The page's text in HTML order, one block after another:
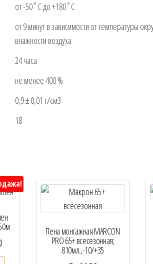
от -50˚С до +180˚С
от 9 минут в зависимости от температуры
влажности воздуха
24 часа
не менее 400 %
0,9 ± 0,01 г/см3
18
Пена монтажная MARCON
PRO 65+ всесезонная;
810мл.,-10/+35